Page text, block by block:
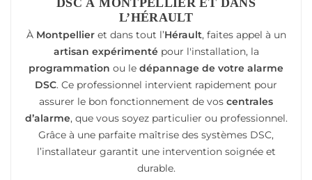
DSC À MONTPELLIER ET DANS
L’HÉRAULT
À Montpellieret dans tout l’Hérault, faites appel à un
artisan expérimentépour l'installation, la
programmation ou le dépannage de votre alarme
DSC. Ce professionnel intervient rapidement pour
assurer le bon fonctionnement de vos centrales
d’alarme, que vous soyez particulier ou professionnel.
Grâce à une parfaite maîtrise des systèmes DSC,
l’installateur garantit une intervention soignée et
durable.